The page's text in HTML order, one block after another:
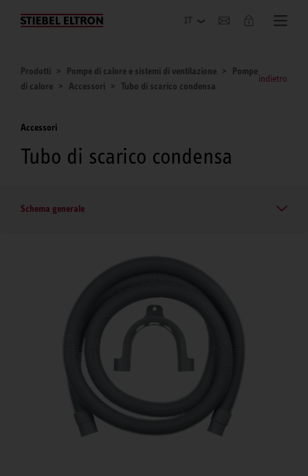
Azienda
Prodotti Pompe di calore e sistemi di ventilazione
Pompe
di calore
Accessori Tubo di scarico condensa
indietro
Accessori
Tubo di scarico condensa
Schema generale